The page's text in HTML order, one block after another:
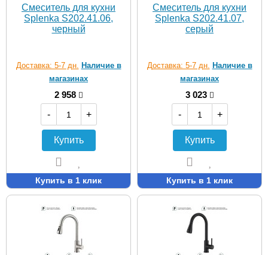
Смеситель для кухни
Splenka S202.41.06,
черный
Доставка: 5-7 дн. Наличие в
магазинах
2 958
-
+
Купить
Купить в 1 клик
Смеситель для кухни
Splenka S202.41.07,
серый
Доставка: 5-7 дн. Наличие в
магазинах
3 023
-
+
Купить
Купить в 1 клик